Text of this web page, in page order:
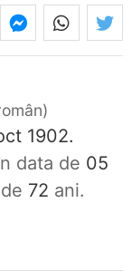
1902.
data de 05
72 ani.